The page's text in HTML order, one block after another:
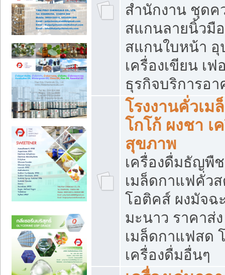
สำนักงาน ชุดค
สแกนลายนิ้วมื
สแกนใบหน้า
เครื่องเขียน เ
ธุรกิจบริการอ
โรงงานคั่วเม
โกโก้ ผงชา เ
สุขภาพ
เครื่องดื่มธัญพื
เมล็ดกาแฟคั่ว
โอติคส์ ผงมัจฉ
มะนาว ราคาส่
เมล็ดกาแฟสด
เครื่องดื่มอื่นๆ